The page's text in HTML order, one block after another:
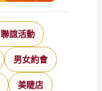
聯誼活動
男女約會
美睫店